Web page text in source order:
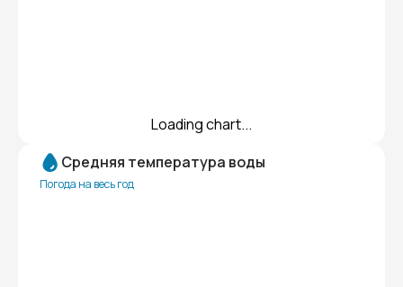
Loading chart...
Средняя температура воды
Погода на весь год